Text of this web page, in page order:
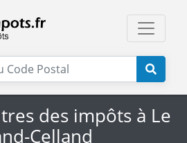
des impôts à Le
Celland